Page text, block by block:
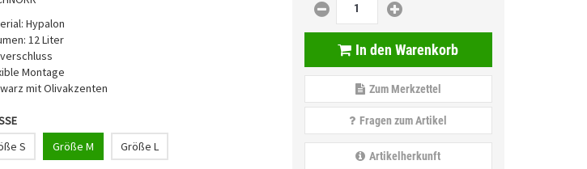
Hypalon
12 Liter
Montage
mit Olivakzenten
S
Größe M Größe L
In den Warenkorb
Zum Merkzettel
Fragen zum Artikel
Artikelherkunft